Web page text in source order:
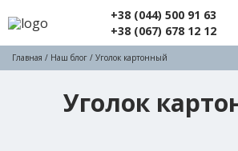
+38 (044) 500 91 63
+38 (067) 678 12 12
Главная / Наш блог / Уголок картонный
Уголок